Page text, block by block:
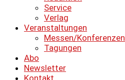
Service
Verlag
Veranstaltungen
Messen/Konferenzen
Tagungen
Abo
Newsletter
Kontakt